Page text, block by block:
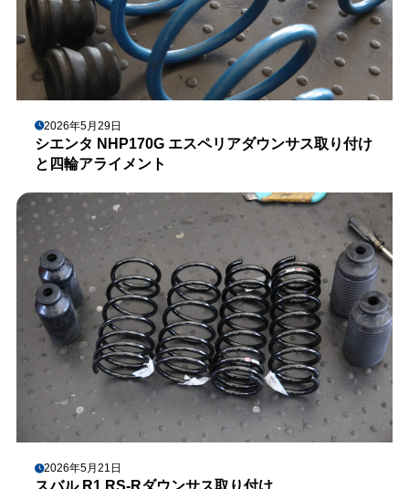
2026年5月29日
シエンタ NHP170G エスペリアダウンサス取り付け
と四輪アライメント
2026年5月21日